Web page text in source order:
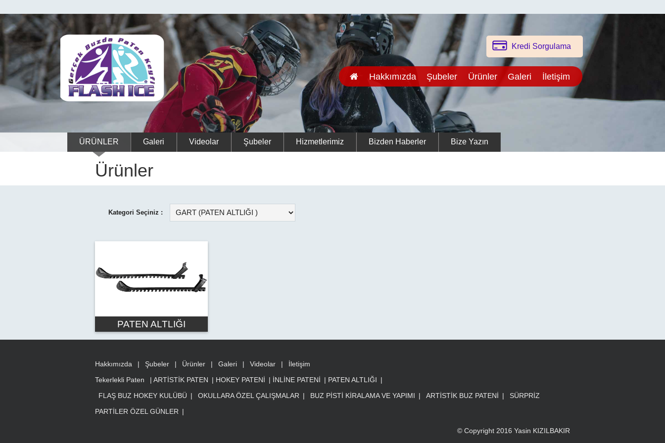
Kredi Sorgulama
Hakkımızda Şubeler Ürünler Galeri İletişim
ÜRÜNLER Galeri Videolar Şubeler Hizmetlerimiz Bizden Haberler Bize Yazın
Ürünler
Kategori Seçiniz :
PATEN ALTLIĞI
Hakkımızda | Şubeler | Ürünler | Galeri | Videolar |
İletişim
Tekerlekli Paten
| ARTİSTİK PATEN | HOKEY PATENİ | İNLİNE PATENİ | PATEN ALTLIĞI |
FLAŞ BUZ HOKEY KULÜBÜ | OKULLARA ÖZEL ÇALIŞMALAR | BUZ PİSTİ KİRALAMA VE YAPIMI | ARTİSTİK BUZ PATENİ |
SÜRPRİZ
PARTİLER ÖZEL GÜNLER |
© Copyright 2016 Yasin KIZILBAKIR